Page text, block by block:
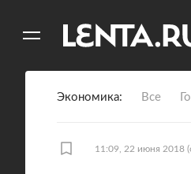
Экономика Все
11:09, 22 июня 2018